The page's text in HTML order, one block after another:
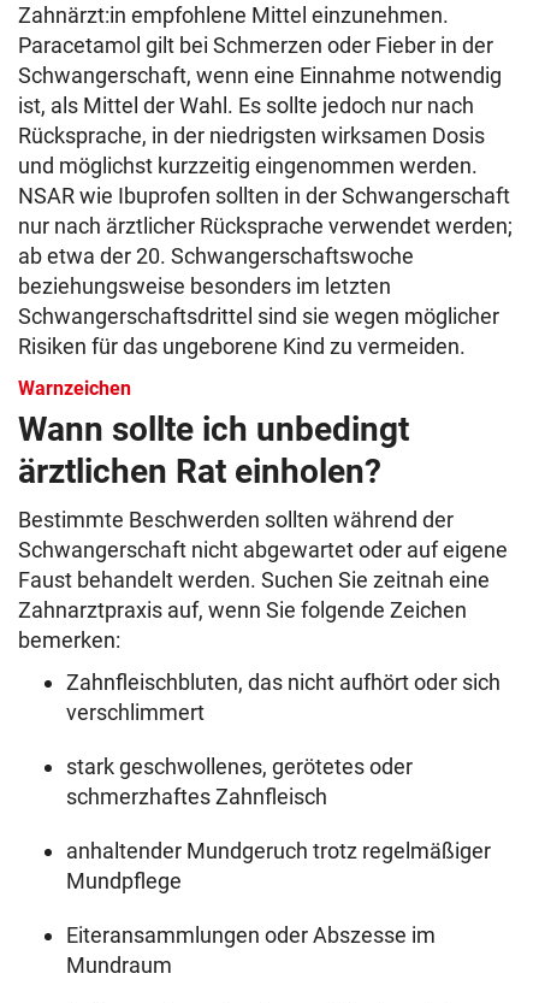
Zahnärzt:in empfohlene Mittel einzunehmen.
Paracetamol gilt bei Schmerzen oder Fieber in der
Schwangerschaft, wenn eine Einnahme notwendig
ist, als Mittel der Wahl. Es sollte jedoch nur nach
Rücksprache, in der niedrigsten wirksamen Dosis
und möglichst kurzzeitig eingenommen werden.
NSAR wie Ibuprofen sollten in der Schwangerschaft
nur nach ärztlicher Rücksprache verwendet werden;
ab etwa der 20. Schwangerschaftswoche
beziehungsweise besonders im letzten
Schwangerschaftsdrittel sind sie wegen möglicher
Risiken für das ungeborene Kind zu vermeiden.
Warnzeichen
Wann sollte ich unbedingt
ärztlichen Rat einholen?
Bestimmte Beschwerden sollten während der
Schwangerschaft nicht abgewartet oder auf eigene
Faust behandelt werden. Suchen Sie zeitnah eine
Zahnarztpraxis auf, wenn Sie folgende Zeichen
bemerken:
Zahnfleischbluten, das nicht aufhört oder sich
verschlimmert
stark geschwollenes, gerötetes oder
schmerzhaftes Zahnfleisch
anhaltender Mundgeruch trotz regelmäßiger
Mundpflege
Eiteransammlungen oder Abszesse im
Mundraum